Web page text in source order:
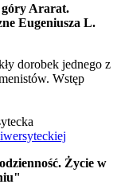
Ararat.
Eugeniusza L.
dorobek jednego z
Wstęp
Życie w